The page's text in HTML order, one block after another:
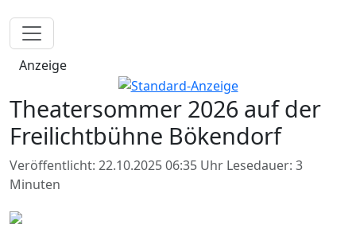
Anzeige
Theatersommer 2026 auf der
Freilichtbühne Bökendorf
Veröffentlicht: 22.10.2025 06:35 Uhr Lesedauer: 3
Minuten